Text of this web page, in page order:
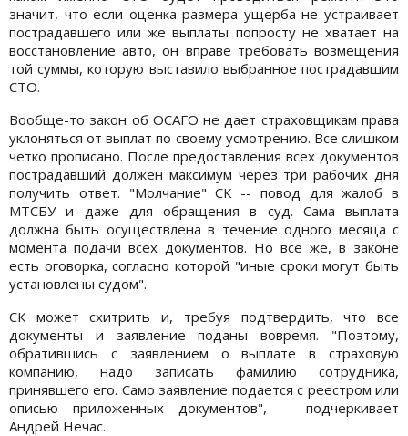
значит, что если оценка размера ущерба не устраивает
пострадавшего или же выплаты попросту не хватает на
восстановление авто, он вправе требовать возмещения
той суммы, которую выставило выбранное пострадавшим
СТО.
Вообще-то закон об ОСАГО не дает страховщикам права
уклоняться от выплат по своему усмотрению. Все слишком
четко прописано. После предоставления всех документов
пострадавший должен максимум через три рабочих дня
получить ответ. "Молчание" СК -- повод для жалоб в
МТСБУ и даже для обращения в суд. Сама выплата
должна быть осуществлена в течение одного месяца с
момента подачи всех документов. Но все же, в законе
есть оговорка, согласно которой "иные сроки могут быть
установлены судом".
СК может схитрить и, требуя подтвердить, что все
документы и заявление поданы вовремя. "Поэтому,
обратившись с заявлением о выплате в страховую
компанию, надо записать фамилию сотрудника,
принявшего его. Само заявление подается с реестром или
описью приложенных документов", -- подчеркивает
Андрей Нечас.